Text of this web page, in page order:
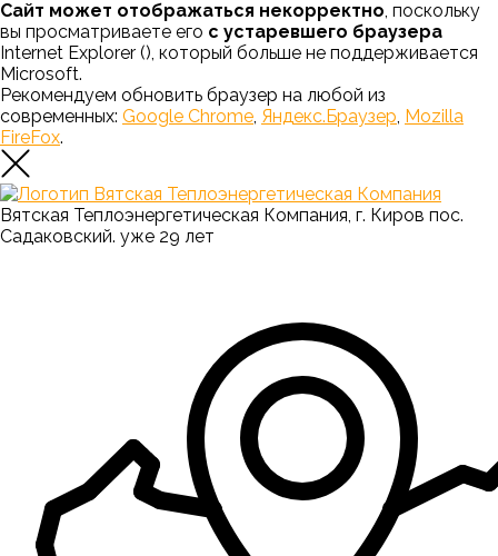
Сайт может отображаться некорректно, поскольку
вы просматриваете его с устаревшего браузера
Internet Explorer (), который больше не поддерживается
Microsoft.
Рекомендуем обновить браузер на любой из
современных: Google Chrome, Яндекс.Браузер, Mozilla
FireFox.
Вятская Теплоэнергетическая Компания, г. Киров пос.
Садаковский. уже 29 лет